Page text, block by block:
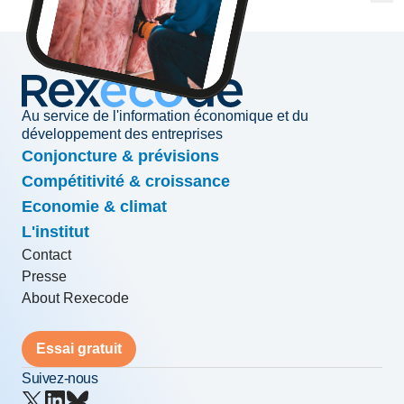
Au service de l'information économique et du
développement des entreprises
Conjoncture & prévisions
Compétitivité & croissance
Economie & climat
L'institut
Contact
Presse
About Rexecode
Essai gratuit
Suivez-nous